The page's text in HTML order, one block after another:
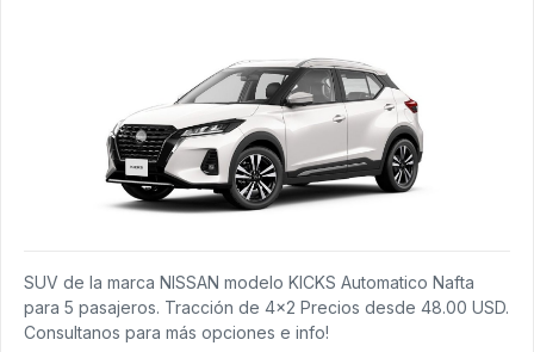
SUV de la marca NISSAN modelo KICKS Automatico Nafta
para 5 pasajeros. Tracción de 4x2 Precios desde 48.00 USD.
Consultanos para más opciones e info!